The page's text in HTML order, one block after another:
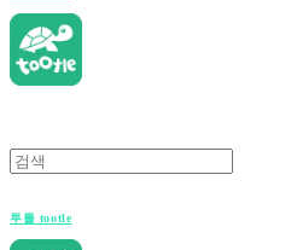
투틀 tootle